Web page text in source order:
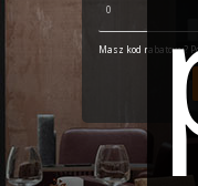
Masz kod rabatowy?